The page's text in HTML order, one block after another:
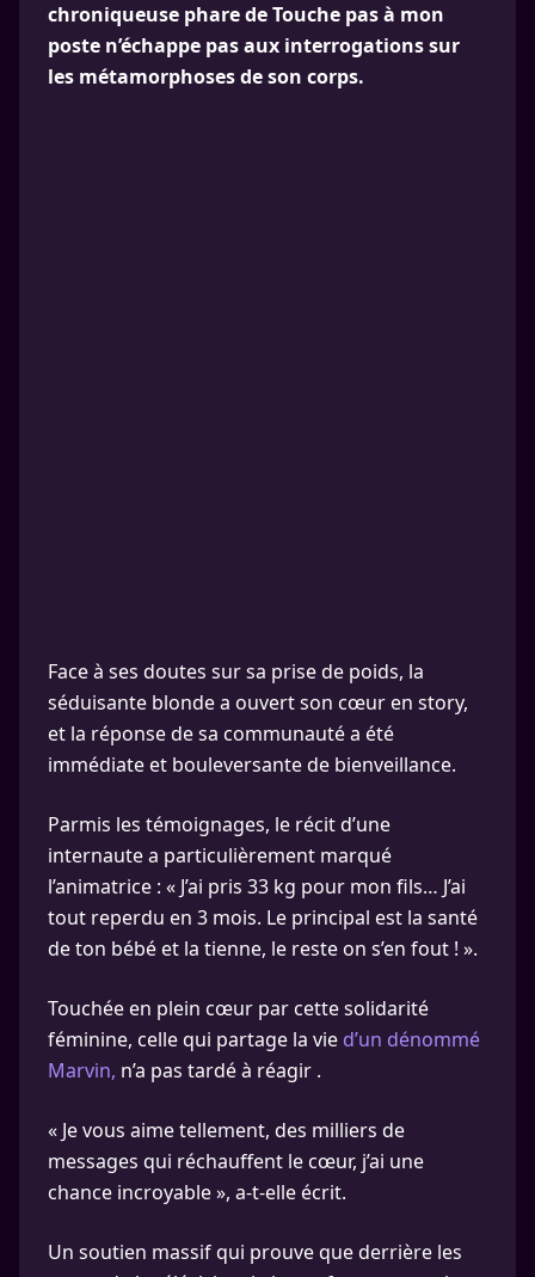
chroniqueuse phare de Touche pas à mon
poste n’échappe pas aux interrogations sur
les métamorphoses de son corps.
Face à ses doutes sur sa prise de poids, la
séduisante blonde a ouvert son cœur en story,
et la réponse de sa communauté a été
immédiate et bouleversante de bienveillance.
Parmis les témoignages, le récit d’une
internaute a particulièrement marqué
l’animatrice : « J’ai pris 33 kg pour mon fils… J’ai
tout reperdu en 3 mois. Le principal est la santé
de ton bébé et la tienne, le reste on s’en fout ! ».
Touchée en plein cœur par cette solidarité
féminine, celle qui partage la vie d’un dénommé
Marvin, n’a pas tardé à réagir .
« Je vous aime tellement, des milliers de
messages qui réchauffent le cœur, j’ai une
chance incroyable », a-t-elle écrit.
Un soutien massif qui prouve que derrière les